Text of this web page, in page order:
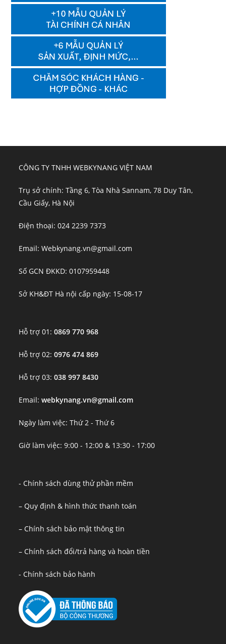
CÔNG TY TNHH WEBKYNANG VIỆT NAM
Trụ sở chính: Tầng 6, Tòa Nhà Sannam, 78 Duy Tân,
Cầu Giấy, Hà Nội
Điện thoại: 024 2239 7373
Email: Webkynang.vn@gmail.com
Số GCN ĐKKD: 0107959448
Sở KH&ĐT Hà nội cấp ngày: 15-08-17
Hỗ trợ 01:0869 770 968
Hỗ trợ 02:0976 474 869
Hỗ trợ 03:038 997 8430
Email:webkynang.vn@gmail.com
Ngày làm việc: Thứ 2 - Thứ 6
Giờ làm việc: 9:00 - 12:00 & 13:30 - 17:00
- Chính sách dùng thử phần mềm
– Quy định & hình thức thanh toán
– Chính sách bảo mật thông tin
– Chính sách đổi/trả hàng và hoàn tiền
- Chính sách bảo hành